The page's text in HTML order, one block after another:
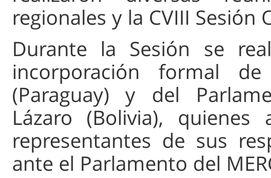
regionales y la CVIII
Durante la Sesión se
incorporación formal
(Paraguay) y del
Lázaro (Bolivia),
representantes de sus
ante el Parlamento del